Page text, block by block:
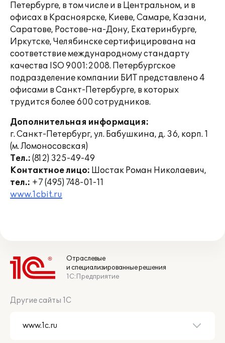
Петербурге, в том числе и в Центральном, и в
офисах в Красноярске, Киеве, Самаре, Казани,
Саратове, Ростове-на-Дону, Екатеринбурге,
Иркутске, Челябинске сертифицирована на
соответствие международному стандарту
качества ISO 9001:2008. Петербургское
подразделение компании БИТ представлено 4
офисами в Санкт-Петербурге, в которых
трудится более 600 сотрудников.
Дополнительная информация:
г. Санкт-Петербург, ул. Бабушкина, д. 36, корп. 1
(м. Ломоносовская)
Тел.: (812) 325-49-49
Контактное лицо: Шостак Роман Николаевич,
тел.: +7 (495) 748-01-11
www.1cbit.ru
Отраслевые
и специализированные решения
1С:Предприятие
Другие сайты 1С